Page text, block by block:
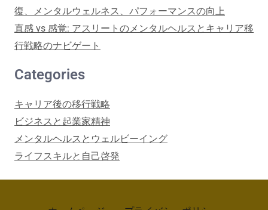
復、メンタルウェルネス、パフォーマンスの向上
直感 vs 感覚: アスリートのメンタルヘルスとキャリア移
行戦略のナビゲート
Categories
キャリア後の移行戦略
ビジネスと起業家精神
メンタルヘルスとウェルビーイング
ライフスキルと自己啓発